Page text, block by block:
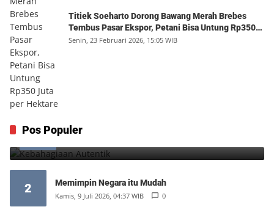
Titiek Soeharto Dorong Bawang Merah Brebes
Tembus Pasar Ekspor, Petani Bisa Untung Rp350
Juta per Hektare
Senin, 23 Februari 2026, 15:05 WIB
Pos Populer
1 Kebahagiaan Autentik
2 Memimpin Negara itu Mudah
Kamis, 9 Juli 2026, 04:37 WIB 0